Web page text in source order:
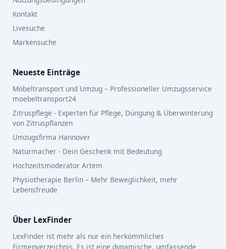
Kontakt
Livesuche
Markensuche
Neueste Einträge
Möbeltransport und Umzug – Professioneller Umzugsservice
moebeltransport24
Zitruspflege - Experten für Pflege, Düngung & Überwinterung
von Zitruspflanzen
Umzugsfirma Hannover
Naturmacher - Dein Geschenk mit Bedeutung
Hochzeitsmoderator Artem
Physiotherapie Berlin – Mehr Beweglichkeit, mehr
Lebensfreude
Über LexFinder
LexFinder ist mehr als nur ein herkömmliches
Firmenverzeichnis. Es ist eine dynamische, umfassende